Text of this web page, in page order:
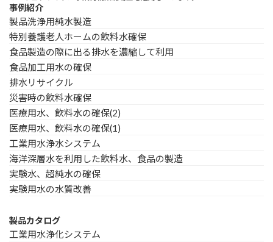
事例紹介
製品洗浄用純水製造
特別養護老人ホームの飲料水確保
食品製造の際に出る排水を濃縮して利用
食品加工用水の確保
排水リサイクル
災害時の飲料水確保
医療用水、飲料水の確保(2)
医療用水、飲料水の確保(1)
工業用水浄水システム
海洋深層水を利用した飲料水、食品の製造
実験水、超純水の確保
実験用水の水質改善
製品カタログ
工業用水浄化システム